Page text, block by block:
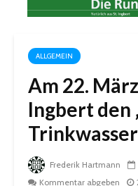
ALLGEMEIN
Am 22.
Ingbert den
Frederik Hartmann
Kommentar abgeben